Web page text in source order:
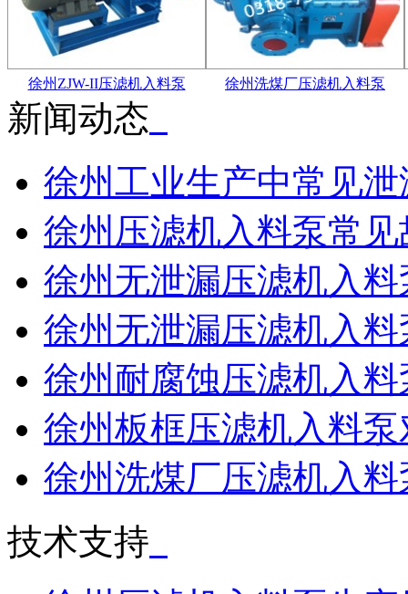
徐州ZJW-II压滤机入料泵 徐州洗煤厂压滤机入料泵
新闻动态
徐州工业生产中常见泄
徐州压滤机入料泵常见
徐州无泄漏压滤机入料
徐州无泄漏压滤机入料
徐州耐腐蚀压滤机入料
徐州板框压滤机入料泵
徐州洗煤厂压滤机入料
技术支持